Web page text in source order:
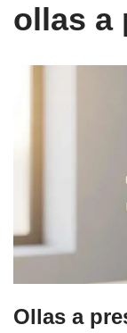
ollas a
Ollas a